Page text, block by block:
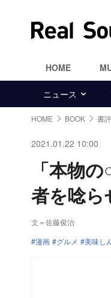
HOME
ニュース
HOME BOOK 書評
2021.01.22 10:00
「本物
者を唸ら
文＝佐藤俊治
漫画
グルメ 美味し